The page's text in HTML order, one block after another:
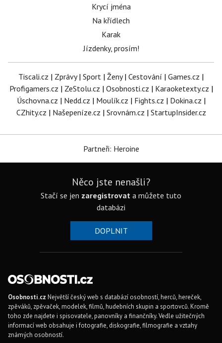
Krycí jména
Na křídlech
Karak
Jízdenky, prosím!
Tiscali.cz | Zprávy| Sport | Ženy| Cestování | Games.cz |
Profigamers.cz | ZeStolu.cz | Osobnosti.cz | Karaoketexty.cz |
Úschovna.cz | Nedd.cz | Moulík.cz | Fights.cz | Dokina.cz |
CZhity.cz | Našepeníze.cz | Srovnám.cz | StartupInsider.cz
Partneři: Heroine
Něco jste nenašli?
Stačí se jen zaregistrovat a můžete tuto
databázi
DOPLNIT
Osobnosti.cz Největší český web s databází osobností, herců, hereček,
zpěváků, zpěvaček, modelek, filmů, hudebních skupin a sportovců. Kromě
toho zde najdete i spisovatele, panovníky a finančníky. Vedle užitečných
informací web obsahuje i fotografie, diskografie, filmografie a vztahy
známých osobností.